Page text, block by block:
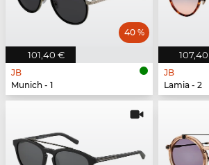
101,40 €
40 %
JB
Munich - 1
JB
Lamia - 2